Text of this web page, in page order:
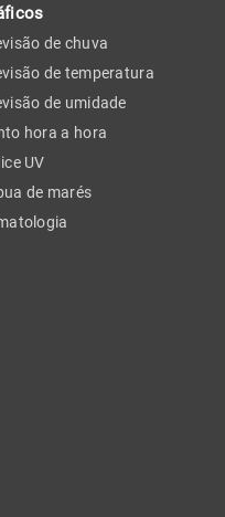
de chuva
de temperatura
de umidade
hora a hora
UV
de marés